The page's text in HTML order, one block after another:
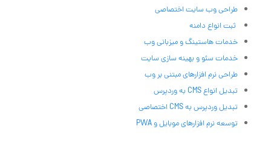
طراحی وب سایت اختصاصی
ثبت انواع دامنه
خدمات هاستینگ و میزبانی وب
خدمات سئو و بهینه سازی سایت
طراحی نرم افزارهای مبتنی بر وب
تبدیل انواع CMS به وردپرس
تبدیل وردپرس به CMS اختصاصی
توسعه نرم افزارهای موبایل و PWA